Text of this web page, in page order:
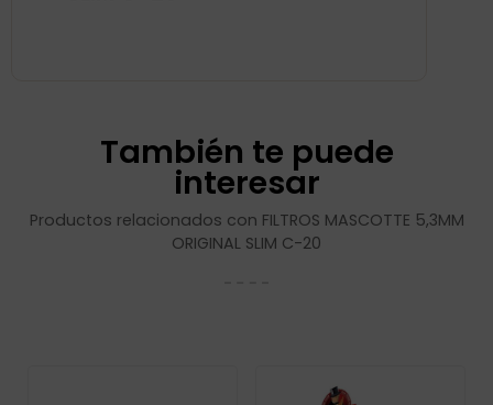
También te puede
interesar
Productos relacionados con FILTROS MASCOTTE 5,3MM
ORIGINAL SLIM C-20